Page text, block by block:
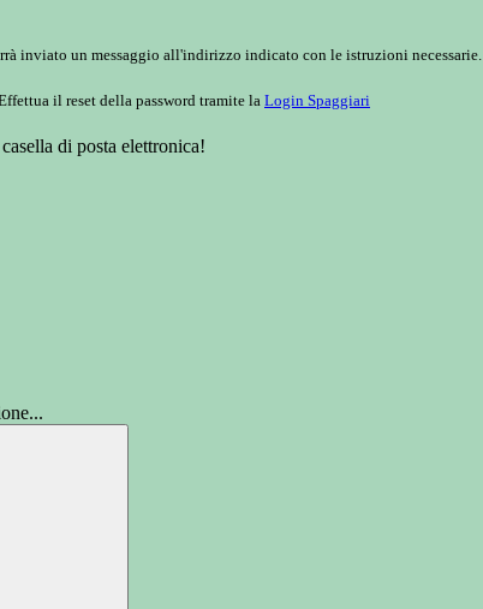
inviato un messaggio all'indirizzo indicato con le istruzioni necessarie.
il reset della password tramite la Login Spaggiari
di posta elettronica!